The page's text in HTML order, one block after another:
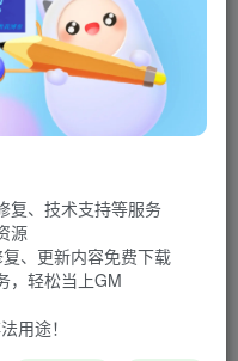
正版 →→→正版购买
险与战斗！培养能力各
战斗和角色培养系统：
，你可以在“踢门团”
的游戏元素。
复、技术支持等服务
源
、更新内容免费下载
，轻松当上GM
用途！